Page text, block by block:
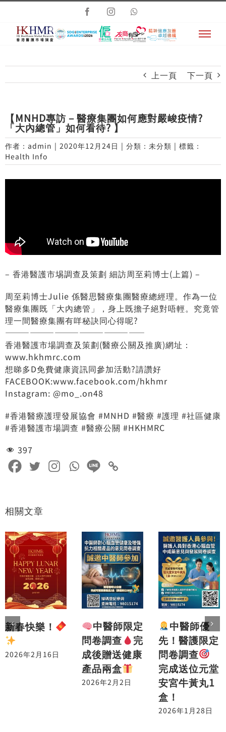
Skip
content
FacebookInstagram
上一頁 下一頁
【MNHD專訪 – 醫療集團如何應對嚴峻疫情?
「大內總管」如何看待? 】
作者： admin | 2020年12月24日 | 分類：未分類 | 標籤：
Health Info
– 香港醫護市埸調查及策劃 細訪周至莉博士(上篇) –
周至莉博士Julie 係醫思醫療集團醫療總經理。作為一位
醫療集團既「大內總管」，身上既擔子絕對唔輕。究竟管
理一間醫療集團有咩秘訣同心得呢?
—————————————————
香港醫護市場調查及策劃(醫療公關及推廣)網址：
www.hkhmrc.com
想睇多D免費健康資訊同參加活動?請讚好
FACEBOOK:www.facebook.com/hkhmr
Instagram: @mo_.on48
#香港醫療護理發展協會 #MNHD #醫療 #護理 #社區健康
#香港醫護市場調查 #醫療公關 #HKHMRC
397
相關文章
新春快樂！
2026年2月16日
中醫師限定
問卷調查
完
成後贈送健康
產品兩盒
2026年2月2日
中醫師優
先！醫護限定
問卷調查
完成送位元堂
安宮牛黃丸1
盒！
2026年1月28日